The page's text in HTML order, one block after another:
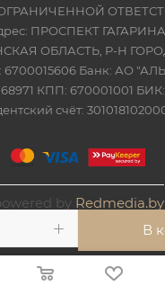
В
ПРОСПЕКТ
ОБЛАСТЬ, Р-Н
Банк: АО
КПП: 670001001
счёт:
by Redmedia.by